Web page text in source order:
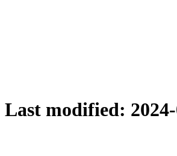
Last modified: